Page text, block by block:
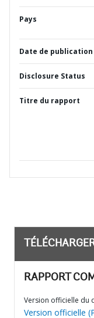
Pays
Date de publication
Disclosure Status
Titre du rapport
RAPPORT
Version officielle du
Version officielle